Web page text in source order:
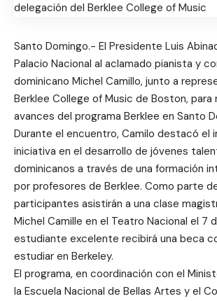
Santo Domingo.- El Presidente Luis
Palacio Nacional al aclamado pianista y
dominicano Michel Camillo, junto a
Berklee College of Music de Boston, para
avances del programa Berklee en Santo
Durante el encuentro, Camilo destacó el
iniciativa en el desarrollo de jóvenes
dominicanos a través de una formación
por profesores de Berklee. Como parte
participantes asistirán a una clase
Michel Camille en el Teatro Nacional el 7
estudiante excelente recibirá una beca
estudiar en Berkeley.
El programa, en coordinación con el
la Escuela Nacional de Bellas Artes y el